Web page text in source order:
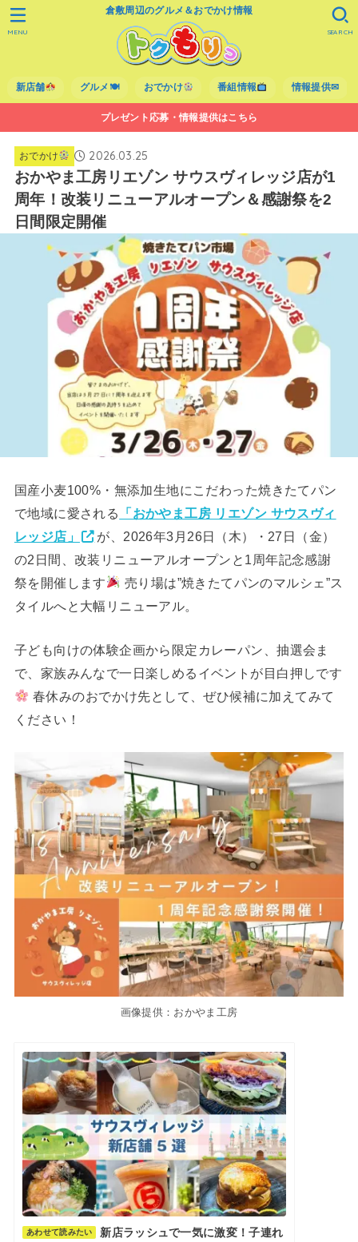
倉敷周辺のグルメ＆おでかけ情報
新店舗 グルメ🍽 おでかけ 番組情報 情報提供✉
SEARCH
MENU
プレゼント応募・情報提供はこちら
おでかけ 2026.03.25
おかやま工房リエゾン サウスヴィレッジ店が1
周年！改装リニューアルオープン＆感謝祭を2
日間限定開催
国産小麦100%・無添加生地にこだわった焼きたてパン
で地域に愛される
「おかやま工房 リエゾン サウスヴィ
レッジ店」
が、2026年3月26日（木）・27日（金）
の2日間、改装リニューアルオープンと1周年記念感謝
祭を開催します
売り場は”焼きたてパンのマルシェ”ス
タイルへと大幅リニューアル。
子ども向けの体験企画から限定カレーパン、抽選会ま
で、家族みんなで一日楽しめるイベントが目白押しです
春休みのおでかけ先として、ぜひ候補に加えてみて
ください！
画像提供：おかやま工房
あわせて読みたい
新店ラッシュで一気に激変！子連れ